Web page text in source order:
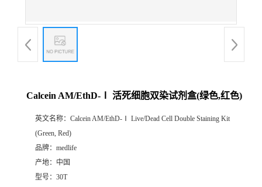
Calcein AM/EthD-Ⅰ 活死细胞双染试剂盒(绿色,红色)
英文名称： Calcein AM/EthD-Ⅰ Live/Dead Cell Double Staining Kit
(Green, Red)
品牌： medlife
产地： 中国
型号： 30T